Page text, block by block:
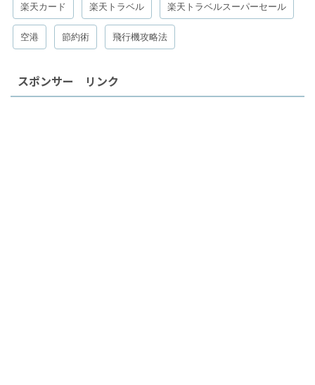
楽天カード 楽天トラベル 楽天トラベルスーパーセール
空港 節約術 飛行機攻略法
スポンサー リンク